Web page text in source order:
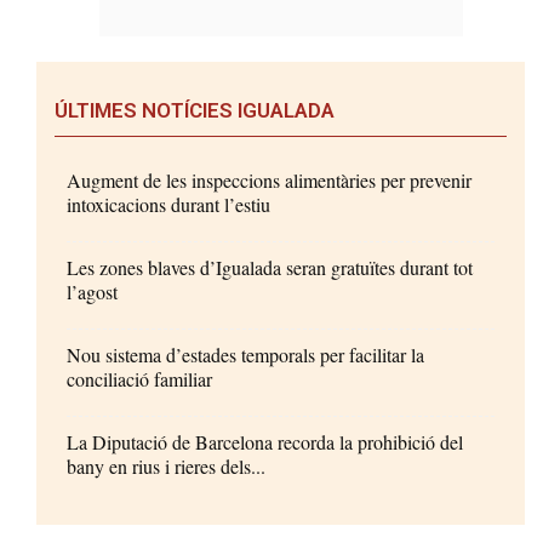
ÚLTIMES NOTÍCIES IGUALADA
Augment de les inspeccions alimentàries per prevenir
intoxicacions durant l’estiu
Les zones blaves d’Igualada seran gratuïtes durant tot
l’agost
Nou sistema d’estades temporals per facilitar la
conciliació familiar
La Diputació de Barcelona recorda la prohibició del
bany en rius i rieres dels...